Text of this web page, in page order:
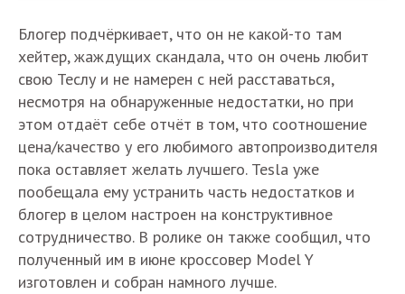
Блогер подчёркивает, что он не какой-то там
хейтер, жаждущих скандала, что он очень любит
свою Теслу и не намерен с ней расставаться,
несмотря на обнаруженные недостатки, но при
этом отдаёт себе отчёт в том, что соотношение
цена/качество у его любимого автопроизводителя
пока оставляет желать лучшего. Tesla уже
пообещала ему устранить часть недостатков и
блогер в целом настроен на конструктивное
сотрудничество. В ролике он также сообщил, что
полученный им в июне кроссовер Model Y
изготовлен и собран намного лучше.